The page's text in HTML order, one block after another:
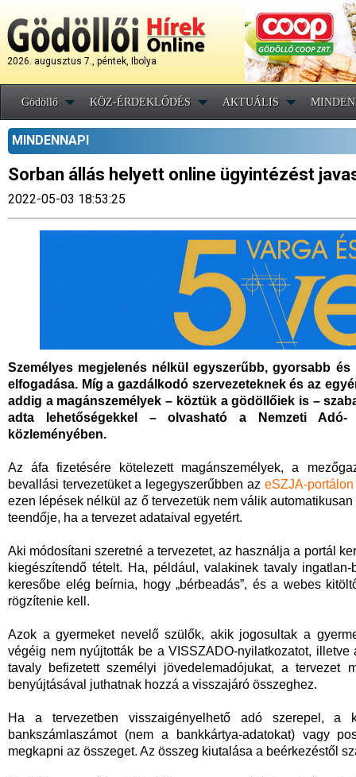
2026. augusztus 7., péntek, Ibolya
Gödöllő KÖZ-ÉRDEKLŐDÉS AKTUÁLIS
MINDENNAPI
Sorban állás helyett online ügyintézést
2022-05-03 18:53:25
Személyes megjelenés nélkül egyszerűbb, gyorsabb
elfogadása. Míg a gazdálkodó szervezeteknek és az
addig a magánszemélyek – köztük a gödöllőiek is –
adta lehetőségekkel – olvasható a Nemzeti Adó-
közleményében.
Az áfa fizetésére kötelezett magánszemélyek, a
bevallási tervezetüket a legegyszerűbben az eSZJA-portálon
ezen lépések nélkül az ő tervezetük nem válik
teendője, ha a tervezet adataival egyetért.
Aki módosítani szeretné a tervezetet, az használja a portál
kiegészítendő tételt. Ha, például, valakinek tavaly
keresőbe elég beírnia, hogy „bérbeadás”, és a webes
rögzítenie kell.
Azok a gyermeket nevelő szülők, akik jogosultak a
végéig nem nyújtották be a VISSZADO-nyilatkozatot,
tavaly befizetett személyi jövedelemadójukat, a tervezet
benyújtásával juthatnak hozzá a visszajáró összeghez.
Ha a tervezetben visszaigényelhető adó szerepel, a
bankszámlaszámot (nem a bankkártya-adatokat) vagy
megkapni az összeget. Az összeg kiutalása a beérkezéstől